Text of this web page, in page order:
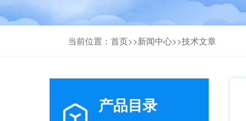
当前位置： 首页>>新闻中心>>技术文章
产品目录